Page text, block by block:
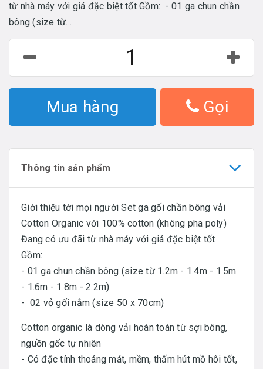
từ nhà máy với giá đặc biệt tốt Gồm: - 01 ga chun chần
bông (size từ...
Mua hàng Gọi
Thông tin sản phẩm
Giới thiệu tới mọi người Set ga gối chần bông vải
Cotton Organic với 100% cotton (không pha poly)
Đang có ưu đãi từ nhà máy với giá đặc biệt tốt
Gồm:
- 01 ga chun chần bông (size từ 1.2m - 1.4m - 1.5m
- 1.6m - 1.8m - 2.2m)
- 02 vỏ gối nằm (size 50 x 70cm)
Cotton organic là dòng vải hoàn toàn từ sợi bông,
nguồn gốc tự nhiên
- Có đặc tính thoáng mát, mềm, thấm hút mồ hôi tốt,